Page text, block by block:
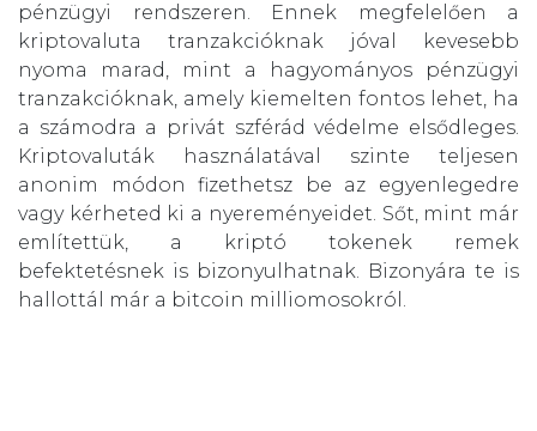
pénzügyi rendszeren. Ennek megfelelően a
kriptovaluta tranzakcióknak jóval kevesebb
nyoma marad, mint a hagyományos pénzügyi
tranzakcióknak, amely kiemelten fontos lehet, ha
a számodra a privát szférád védelme elsődleges.
Kriptovaluták használatával szinte teljesen
anonim módon fizethetsz be az egyenlegedre
vagy kérheted ki a nyereményeidet. Sőt, mint már
említettük, a kriptó tokenek remek
befektetésnek is bizonyulhatnak. Bizonyára te is
hallottál már a bitcoin milliomosokról.